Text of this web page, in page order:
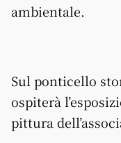
ambientale.
Sul ponticello
ospiterà
pittura